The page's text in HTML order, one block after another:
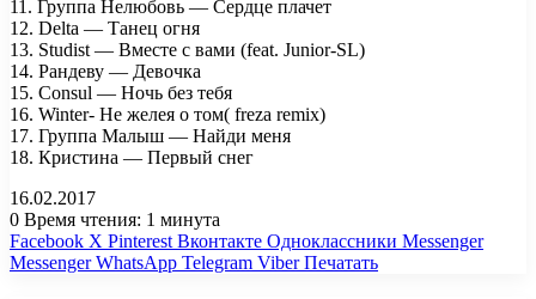
11. Группа Нелюбовь — Сердце плачет
12. Delta — Танец огня
13. Studist — Вместе с вами (feat. Junior-SL)
14. Рандеву — Девочка
15. Consul — Ночь без тебя
16. Winter- Не желея о том( freza remix)
17. Группа Малыш — Найди меня
18. Кристина — Первый снег
16.02.2017
0 Время чтения: 1 минута
Facebook X Pinterest Вконтакте Одноклассники Messenger
Messenger WhatsApp Telegram Viber Печатать